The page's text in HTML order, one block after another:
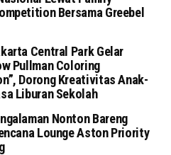
Bersama Greebel
Central Park Gelar
Pullman Coloring
Dorong Kreativitas Anak-
Liburan Sekolah
Nonton Bareng
Lounge Aston Priority